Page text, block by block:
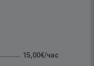
15,00€/час